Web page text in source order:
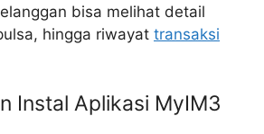
bisa melihat detail
hingga riwayat transaksi
Instal Aplikasi MyIM3